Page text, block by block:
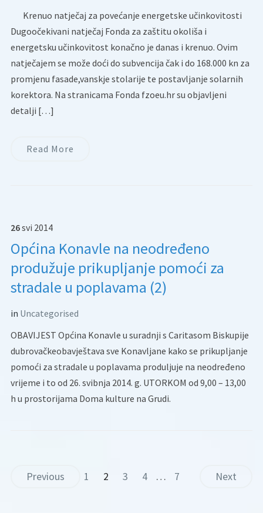
Krenuo natječaj za povećanje energetske učinkovitosti
Dugoočekivani natječaj Fonda za zaštitu okoliša i
energetsku učinkovitost konačno je danas i krenuo. Ovim
natječajem se može doći do subvencija čak i do 168.000 kn za
promjenu fasade,vanskje stolarije te postavljanje solarnih
korektora. Na stranicama Fonda fzoeu.hr su objavljeni
detalji […]
Read More
26svi 2014
Općina Konavle na neodređeno
produžuje prikupljanje pomoći za
stradale u poplavama (2)
in Uncategorised
OBAVIJEST Općina Konavle u suradnji s Caritasom Biskupije
dubrovačkeobavještava sve Konavljane kako se prikupljanje
pomoći za stradale u poplavama produljuje na neodređeno
vrijeme i to od 26. svibnja 2014. g. UTORKOM od 9,00 – 13,00
h u prostorijama Doma kulture na Grudi.
Previous 1 2 3 4 … 7 Next